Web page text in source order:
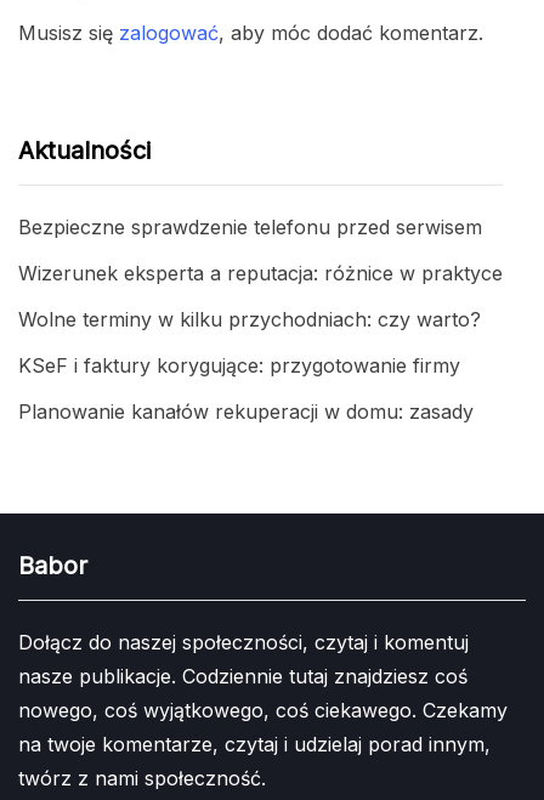
Musisz się zalogować, aby móc dodać komentarz.
Aktualności
Bezpieczne sprawdzenie telefonu przed serwisem
Wizerunek eksperta a reputacja: różnice w praktyce
Wolne terminy w kilku przychodniach: czy warto?
KSeF i faktury korygujące: przygotowanie firmy
Planowanie kanałów rekuperacji w domu: zasady
Babor
Dołącz do naszej społeczności, czytaj i komentuj
nasze publikacje. Codziennie tutaj znajdziesz coś
nowego, coś wyjątkowego, coś ciekawego. Czekamy
na twoje komentarze, czytaj i udzielaj porad innym,
twórz z nami społeczność.